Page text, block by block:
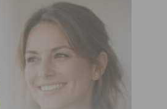
ou seja, familiar,
física direciona-se em
animal de estimação da
para a vítima.
estas formas de violência
um grau superior de